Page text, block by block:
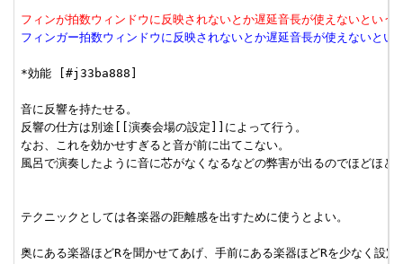
フィンが拍数ウィンドウに反映されないとか遅延音長が使えないとい
フィンガー拍数ウィンドウに反映されないとか遅延音長が使えないと
*効能 [#j33ba888]
音に反響を持たせる。
反響の仕方は別途[[演奏会場の設定]]によって行う。
なお、これを効かせすぎると音が前に出てこない。
風呂で演奏したように音に芯がなくなるなどの弊害が出るのでほどほど
テクニックとしては各楽器の距離感を出すために使うとよい。
奥にある楽器ほどRを聞かせてあげ、手前にある楽器ほどRを少なく設